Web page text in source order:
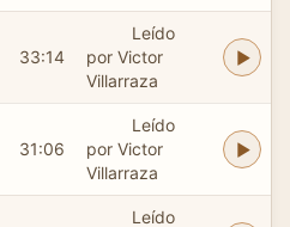
33:14
Leído
por Victor
Villarraza
31:06
Leído
por Victor
Villarraza
Leído